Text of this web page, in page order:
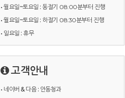
• 월요일~토요일 : 동절기 08:00분부터 진행
• 월요일~토요일 : 하절기 08:30분부터 진행
• 일요일 : 휴무
고객안내
• 네이버 & 다음 : 안동청과